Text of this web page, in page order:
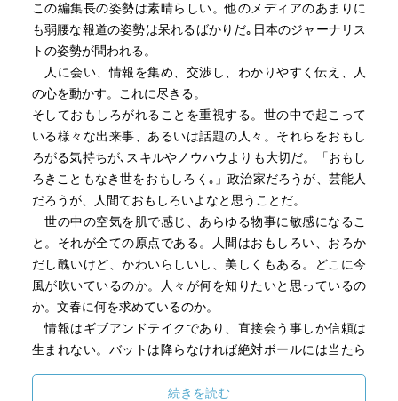
この編集長の姿勢は素晴らしい。他のメディアのあまりに
も弱腰な報道の姿勢は呆れるばかりだ｡日本のジャーナリス
トの姿勢が問われる。
人に会い、情報を集め、交渉し、わかりやすく伝え、人
の心を動かす。これに尽きる。
そしておもしろがれることを重視する。世の中で起こって
いる様々な出来事、あるいは話題の人々。それらをおもし
ろがる気持ちが､スキルやノウハウよりも大切だ。「おもし
ろきこともなき世をおもしろく｡」政治家だろうが、芸能人
だろうが、人間ておもしろいよなと思うことだ。
世の中の空気を肌で感じ、あらゆる物事に敏感になるこ
と。それが全ての原点である。人間はおもしろい、おろか
だし醜いけど、かわいらしいし、美しくもある。どこに今
風が吹いているのか。人々が何を知りたいと思っているの
か。文春に何を求めているのか。
情報はギブアンドテイクであり、直接会う事しか信頼は
生まれない。バットは降らなければ絶対ボールには当たら
トップが信頼している人を見つけ出すことことが1番重要で
続きを読む